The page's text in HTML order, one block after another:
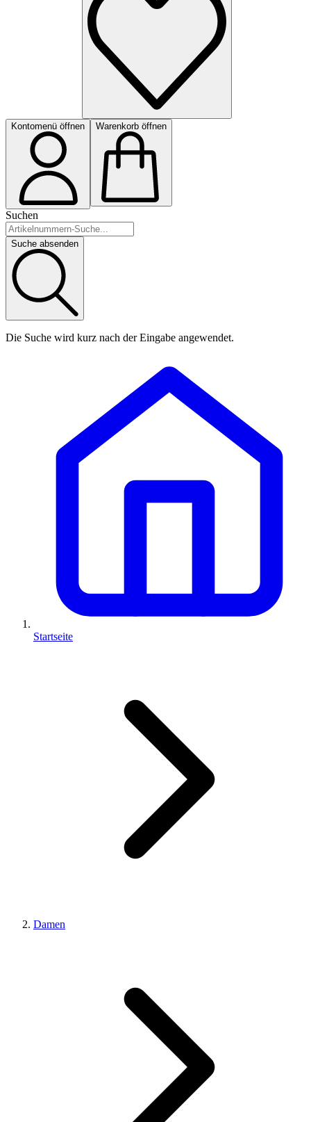
Kontomenü öffnen Warenkorb öffnen
Suchen
Suche absenden
Die Suche wird kurz nach der Eingabe angewendet.
Startseite
Damen